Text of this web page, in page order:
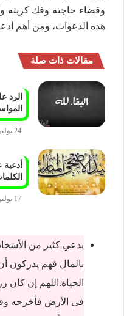
وقضاء حاجته وفك كربته
هذه الدعوات، ومن أهم
مقالات ذات صلة
الرد
24 يوليو، 2021
17 يوليو، 2021
يدعي كثير من
بالمال فهم يدركون
الحياة.اللهم إن
في الأرض فأخرجه